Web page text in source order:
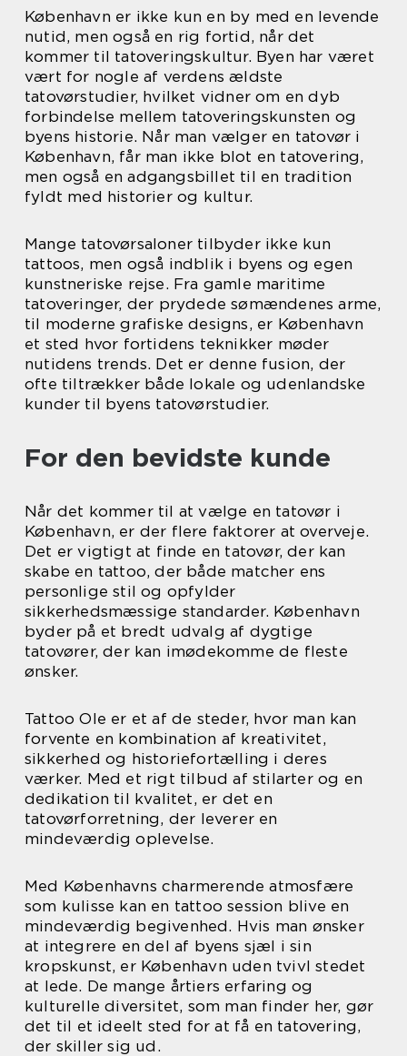
København er ikke kun en by med en levende
nutid, men også en rig fortid, når det
kommer til tatoveringskultur. Byen har været
vært for nogle af verdens ældste
tatovørstudier, hvilket vidner om en dyb
forbindelse mellem tatoveringskunsten og
byens historie. Når man vælger en tatovør i
København, får man ikke blot en tatovering,
men også en adgangsbillet til en tradition
fyldt med historier og kultur.
Mange tatovørsaloner tilbyder ikke kun
tattoos, men også indblik i byens og egen
kunstneriske rejse. Fra gamle maritime
tatoveringer, der prydede sømændenes arme,
til moderne grafiske designs, er København
et sted hvor fortidens teknikker møder
nutidens trends. Det er denne fusion, der
ofte tiltrækker både lokale og udenlandske
kunder til byens tatovørstudier.
For den bevidste kunde
Når det kommer til at vælge en tatovør i
København, er der flere faktorer at overveje.
Det er vigtigt at finde en tatovør, der kan
skabe en tattoo, der både matcher ens
personlige stil og opfylder
sikkerhedsmæssige standarder. København
byder på et bredt udvalg af dygtige
tatovører, der kan imødekomme de fleste
ønsker.
Tattoo Ole er et af de steder, hvor man kan
forvente en kombination af kreativitet,
sikkerhed og historiefortælling i deres
værker. Med et rigt tilbud af stilarter og en
dedikation til kvalitet, er det en
tatovørforretning, der leverer en
mindeværdig oplevelse.
Med Københavns charmerende atmosfære
som kulisse kan en tattoo session blive en
mindeværdig begivenhed. Hvis man ønsker
at integrere en del af byens sjæl i sin
kropskunst, er København uden tvivl stedet
at lede. De mange årtiers erfaring og
kulturelle diversitet, som man finder her, gør
det til et ideelt sted for at få en tatovering,
der skiller sig ud.